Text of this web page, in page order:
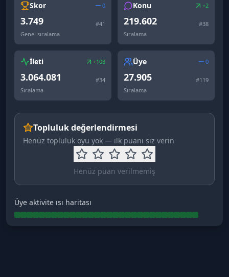
Skor 0
3.749 #41
Genel sıralama
Konu +2
219.602 #38
Sıralama
İleti +108
3.064.081 #34
Sıralama
Üye 0
27.905 #119
Sıralama
Topluluk değerlendirmesi
Henüz topluluk oyu yok — ilk puanı siz verin
Henüz puan verilmemiş
Üye aktivite ısı haritası